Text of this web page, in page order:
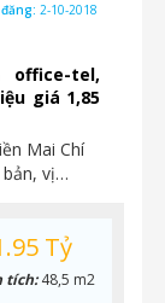
office-tel,
giá 1,85
Mai Chí
bản, vị…
2-10-2018
Tỷ
tích:48,5 m2